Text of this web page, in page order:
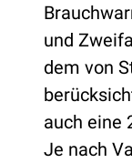
und
dem von
auch eine
Je nach